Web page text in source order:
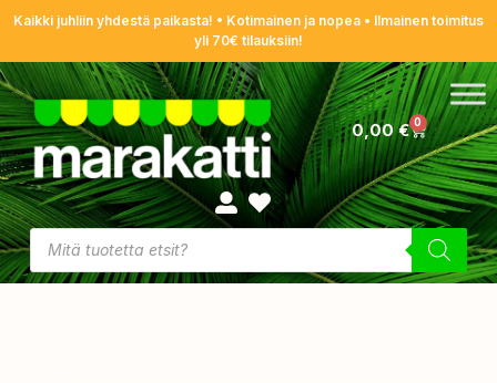
Kaikki juhliin yhdestä paikasta! • Kotimainen ja nopea • Ilmainen toimitus
yli 70€ tilauksiin!
0,00€ 0